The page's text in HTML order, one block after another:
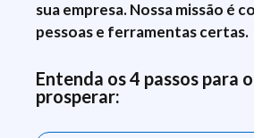
sua empresa. Nossa missão é
pessoas e ferramentas certas.
Entenda os 4 passos para
prosperar: